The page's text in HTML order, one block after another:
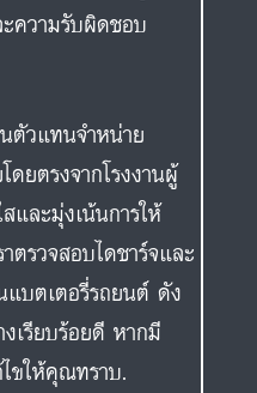
ความรับผิดชอบ
ตัวแทนจำหน่าย
ยตรงจากโรงงานผู้
และมุ่งเน้นการให้
ตรวจสอบไดชาร์จและ
แบตเตอรี่รถยนต์ ดัง
เรียบร้อยดี หากมี
ขให้คุณทราบ.